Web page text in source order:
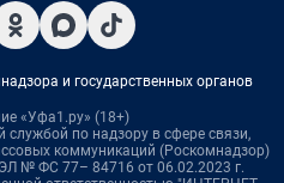
и государственных органов
«Уфа1.ру» (18+)
службой по надзору в сфере связи,
коммуникаций (Роскомнадзор)
№ ФС 77– 84716 от 06.02.2023 г.